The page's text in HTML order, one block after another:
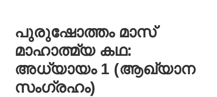
പുരുഷോത്തം മാസ്
മാഹാത്മ്യ കഥ:
അധ്യായം 1 (ആഖ്യാന
സംഗ്രഹം)